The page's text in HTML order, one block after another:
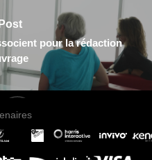
pour la rédaction